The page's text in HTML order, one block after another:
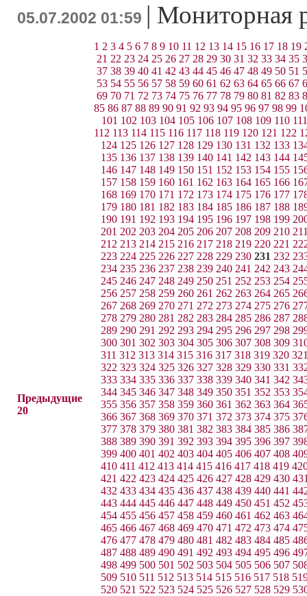
05.07.2002 01:59 | Мониторная
Предыдущие
20
1 2 3 4 5 6 7 8 9 10 11 12 13 14 15 16 17 18 19
21 22 23 24 25 26 27 28 29 30 31 32 33 34 35
37 38 39 40 41 42 43 44 45 46 47 48 49 50 51
53 54 55 56 57 58 59 60 61 62 63 64 65 66 67
69 70 71 72 73 74 75 76 77 78 79 80 81 82 83
85 86 87 88 89 90 91 92 93 94 95 96 97 98 99
101 102 103 104 105 106 107 108 109 110 111
112 113 114 115 116 117 118 119 120 121 122
124 125 126 127 128 129 130 131 132 133
135 136 137 138 139 140 141 142 143 144
146 147 148 149 150 151 152 153 154 155
157 158 159 160 161 162 163 164 165 166
168 169 170 171 172 173 174 175 176 177
179 180 181 182 183 184 185 186 187 188
190 191 192 193 194 195 196 197 198 199
201 202 203 204 205 206 207 208 209 210
212 213 214 215 216 217 218 219 220 221
223 224 225 226 227 228 229 230 231 232
234 235 236 237 238 239 240 241 242 243
245 246 247 248 249 250 251 252 253 254
256 257 258 259 260 261 262 263 264 265
267 268 269 270 271 272 273 274 275 276
278 279 280 281 282 283 284 285 286 287
289 290 291 292 293 294 295 296 297 298
300 301 302 303 304 305 306 307 308 309
311 312 313 314 315 316 317 318 319 320
322 323 324 325 326 327 328 329 330 331
333 334 335 336 337 338 339 340 341 342
344 345 346 347 348 349 350 351 352 353
355 356 357 358 359 360 361 362 363 364
366 367 368 369 370 371 372 373 374 375
377 378 379 380 381 382 383 384 385 386
388 389 390 391 392 393 394 395 396 397
399 400 401 402 403 404 405 406 407 408
410 411 412 413 414 415 416 417 418 419
421 422 423 424 425 426 427 428 429 430
432 433 434 435 436 437 438 439 440 441
443 444 445 446 447 448 449 450 451 452
454 455 456 457 458 459 460 461 462 463
465 466 467 468 469 470 471 472 473 474
476 477 478 479 480 481 482 483 484 485
487 488 489 490 491 492 493 494 495 496
498 499 500 501 502 503 504 505 506 507
509 510 511 512 513 514 515 516 517 518
520 521 522 523 524 525 526 527 528 529